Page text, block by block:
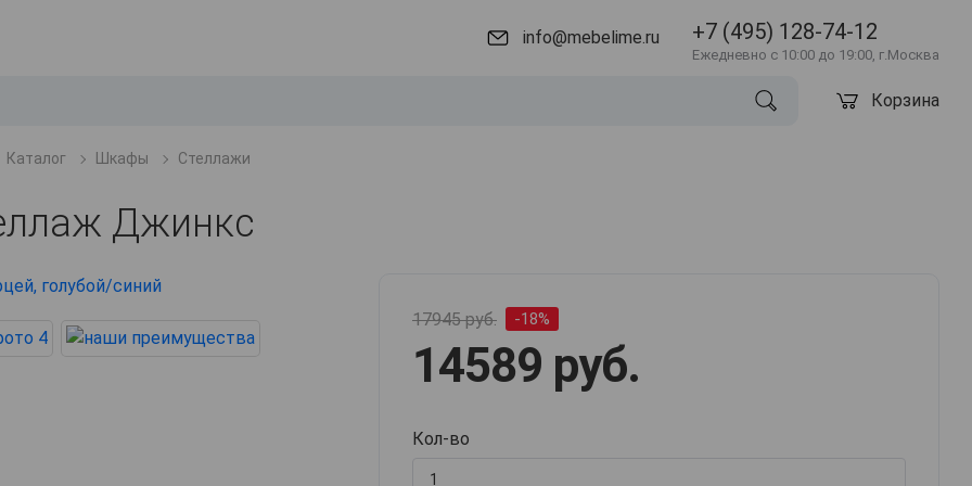
info@mebelime.ru +7 (495) 128-74-12
Ежедневно с 10:00 до 19:00, г.Москва
Корзина
Каталог Шкафы Стеллажи
Джинкс
17945 руб. -18%
14589 руб.
Кол-во